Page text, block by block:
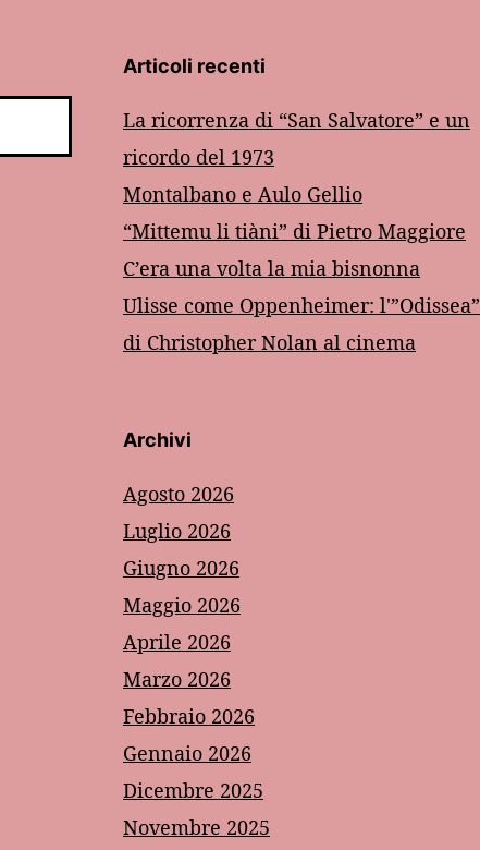
Articoli recenti
La ricorrenza di “San Salvatore” e un
ricordo del 1973
Montalbano e Aulo Gellio
“Mittemu li tiàni” di Pietro Maggiore
C’era una volta la mia bisnonna
Ulisse come Oppenheimer: l'”Odissea”
di Christopher Nolan al cinema
Archivi
Agosto 2026
Luglio 2026
Giugno 2026
Maggio 2026
Aprile 2026
Marzo 2026
Febbraio 2026
Gennaio 2026
Dicembre 2025
Novembre 2025